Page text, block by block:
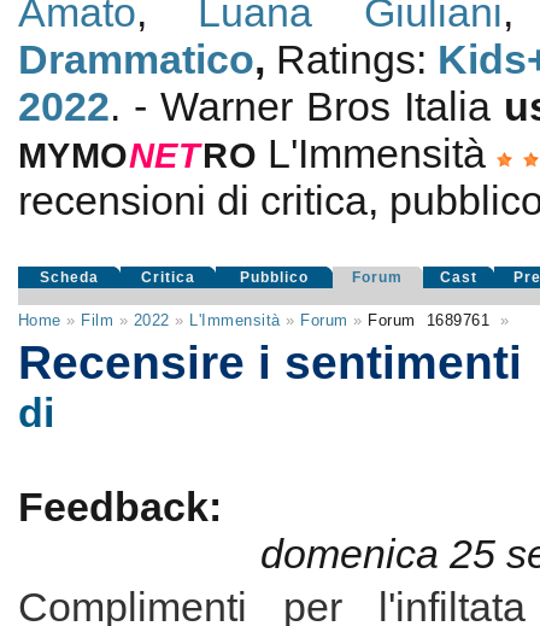
Amato, Luana Giuliani
Drammatico, Ratings:
2022. - Warner Bros Italia
MYMONETRO L'Immensità
recensioni di critica,
Scheda Critica Pubblico Forum Cast
Home » Film » 2022 » L'Immensità» Forum » Forum 1689761 »
Recensire i sentimenti
di
Feedback:
domenica 25
Complimenti per